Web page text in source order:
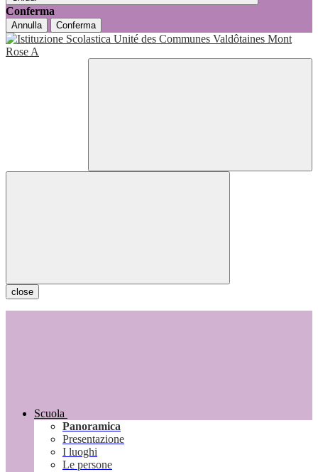
Conferma
Annulla Conferma
close
Scuola
Panoramica
Presentazione
I luoghi
Le persone